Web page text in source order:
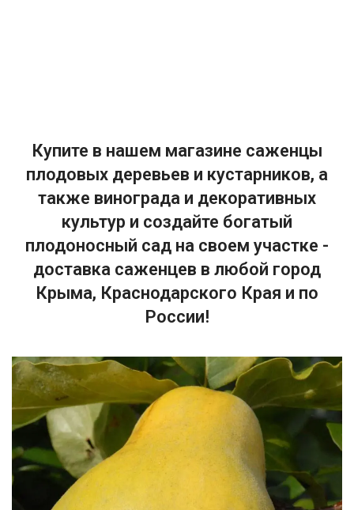
Купите в нашем магазине саженцы
плодовых деревьев и кустарников, а
также винограда и декоративных
культур и создайте богатый
плодоносный сад на своем участке -
доставка саженцев в любой город
Крыма, Краснодарского Края и по
России!